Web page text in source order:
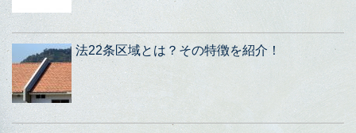
法22条区域とは？その特徴を紹介！